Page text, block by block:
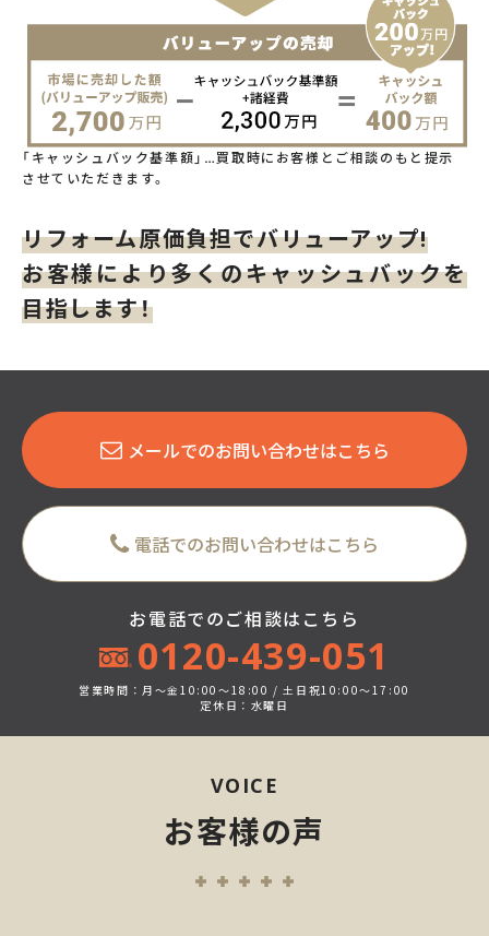
「キャッシュバック基準額」…買取時にお客様とご相談のもと提示
させていただきます。
リフォーム原価負担でバリューアップ!
お客様により多くのキャッシュバックを
目指します！
メールでのお問い合わせはこちら
電話でのお問い合わせはこちら
お電話でのご相談はこちら
0120-439-051
営業時間：月～金10:00～18:00 / 土日祝10:00～17:00
定休日：水曜日
VOICE
お客様の声